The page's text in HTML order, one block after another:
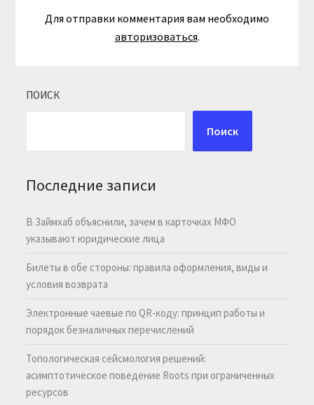
Для отправки комментария вам необходимо
авторизоваться.
ПОИСК
Поиск
Последние записи
В Займхаб объяснили, зачем в карточках МФО
указывают юридические лица
Билеты в обе стороны: правила оформления, виды и
условия возврата
Электронные чаевые по QR-коду: принцип работы и
порядок безналичных перечислений
Топологическая сейсмология решений:
асимптотическое поведение Roots при ограниченных
ресурсов